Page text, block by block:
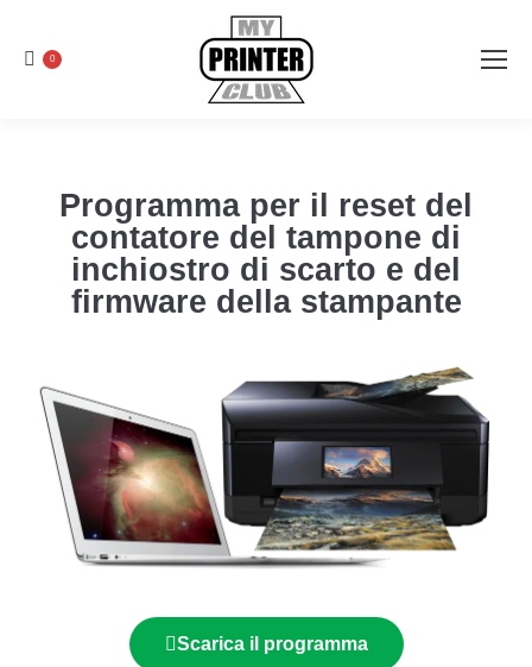
0
Programma per il reset del
contatore del tampone di
inchiostro di scarto e del
firmware della stampante
Scarica il programma